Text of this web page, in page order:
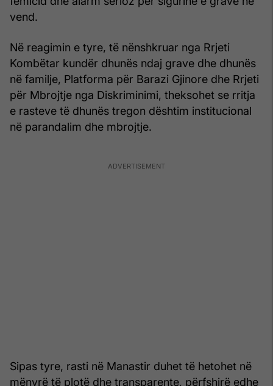
vend.
Në reagimin e tyre, të nënshkruar nga Rrjeti
Kombëtar kundër dhunës ndaj grave dhe dhunës
në familje, Platforma për Barazi Gjinore dhe Rrjeti
për Mbrojtje nga Diskriminimi, theksohet se rritja
e rasteve të dhunës tregon dështim institucional
në parandalim dhe mbrojtje.
Sipas tyre, rasti në Manastir duhet të hetohet në
mënyrë të plotë dhe transparente, përfshirë edhe